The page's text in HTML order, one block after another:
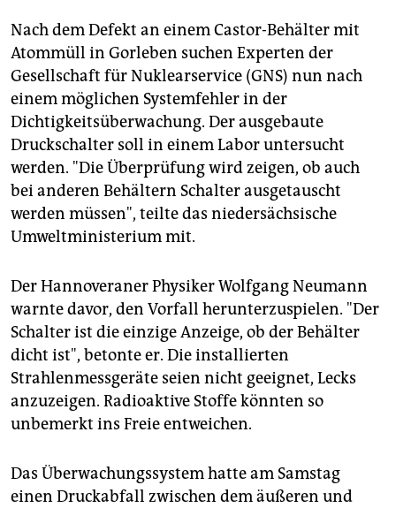
unterstützen
abo
genossenschaft
epaper login
Nach dem Defekt an einem Castor-Behälter mit
Atommüll in Gorleben suchen Experten der
Gesellschaft für Nuklearservice (GNS) nun nach
einem möglichen Systemfehler in der
Dichtigkeitsüberwachung. Der ausgebaute
Druckschalter soll in einem Labor untersucht
werden. "Die Überprüfung wird zeigen, ob auch
bei anderen Behältern Schalter ausgetauscht
werden müssen", teilte das niedersächsische
Umweltministerium mit.
Der Hannoveraner Physiker Wolfgang Neumann
warnte davor, den Vorfall herunterzuspielen. "Der
Schalter ist die einzige Anzeige, ob der Behälter
dicht ist", betonte er. Die installierten
Strahlenmessgeräte seien nicht geeignet, Lecks
anzuzeigen. Radioaktive Stoffe könnten so
unbemerkt ins Freie entweichen.
Das Überwachungssystem hatte am Samstag
einen Druckabfall zwischen dem äußeren und